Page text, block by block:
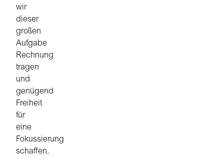
wir
dieser
großen
Aufgabe
Rechnung
tragen
und
genügend
Freiheit
für
eine
Fokussierung
schaffen.